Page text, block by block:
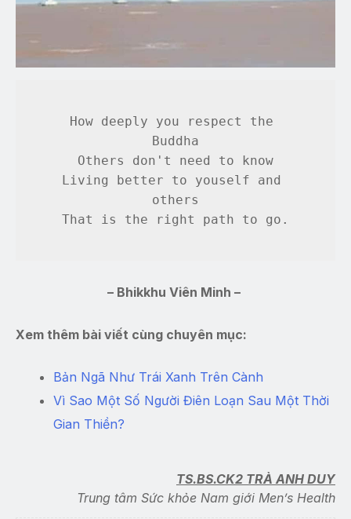
How deeply you respect the
Buddha
Others don't need to know
Living better to youself and
others
That is the right path to go.
– Bhikkhu Viên Minh –
Xem thêm bài viết cùng chuyên mục:
Bản Ngã Như Trái Xanh Trên Cành
Vì Sao Một Số Người Điên Loạn Sau Một Thời
Gian Thiền?
TS.BS.CK2 TRÀ ANH DUY
Trung tâm Sức khỏe Nam giới Men’s Health